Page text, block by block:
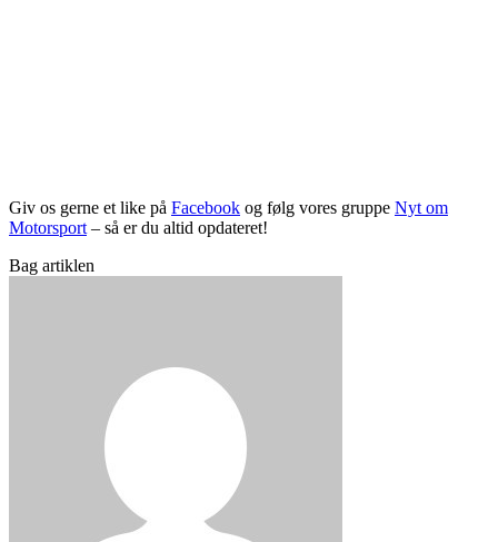
Giv os gerne et like på Facebook og følg vores gruppe Nyt om
Motorsport – så er du altid opdateret!
Bag artiklen